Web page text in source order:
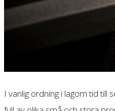
I vanlig ordning i lagom tid till